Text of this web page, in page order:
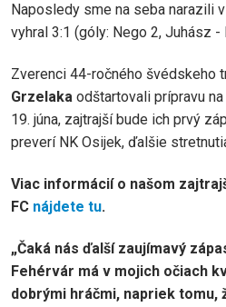
Naposledy sme na seba narazili
vyhral 3:1 (góly: Nego 2, Juhász -
Zverenci 44-ročného švédskeho
Grzelaka odštartovali prípravu
19. júna, zajtrajší bude ich prvý
preverí NK Osijek, ďalšie
Viac informácií o našom
FC nájdete tu.
„Čaká nás ďalší zaujímavý
Fehérvár má v mojich očiach
dobrými hráčmi, napriek tomu,